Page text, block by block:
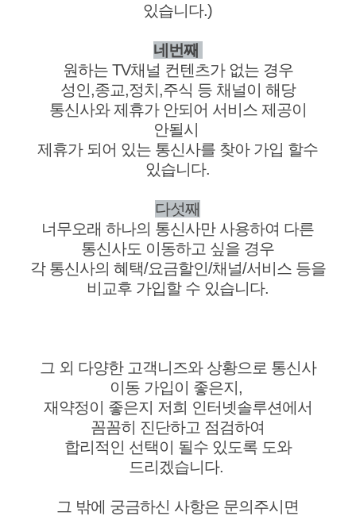
있습니다.)
네번째
원하는 TV채널 컨텐츠가 없는 경우
성인,종교,정치,주식 등 채널이 해당
통신사와 제휴가 안되어 서비스 제공이
안될시
제휴가 되어 있는 통신사를 찾아 가입 할수
있습니다.
다섯째
너무오래 하나의 통신사만 사용하여 다른
통신사도 이동하고 싶을 경우
각 통신사의 혜택/요금할인/채널/서비스 등을
비교후 가입할 수 있습니다.
그 외 다양한 고객니즈와 상황으로 통신사
이동 가입이 좋은지,
재약정이 좋은지 저희 인터넷솔루션에서
꼼꼼히 진단하고 점검하여
합리적인 선택이 될수 있도록 도와
드리겠습니다.
그 밖에 궁금하신 사항은 문의주시면